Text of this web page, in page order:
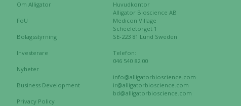
Om Alligator
FoU
Bolagsstyrning
Investerare
Nyheter
Business Development
Privacy Policy
Huvudkontor
Alligator Bioscience AB
Medicon Village
Scheeletorget 1
SE-223 81 Lund Sweden
Telefon:
046 540 82 00
info@alligatorbioscience.com
ir@alligatorbioscience.com
bd@alligatorbioscience.com